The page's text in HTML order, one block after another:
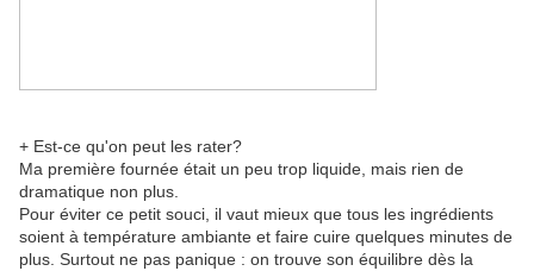
+ Est-ce qu'on peut les rater?
Ma première fournée était un peu trop liquide, mais rien de
dramatique non plus.
Pour éviter ce petit souci, il vaut mieux que tous les ingrédients
soient à température ambiante et faire cuire quelques minutes de
plus. Surtout ne pas panique : on trouve son équilibre dès la